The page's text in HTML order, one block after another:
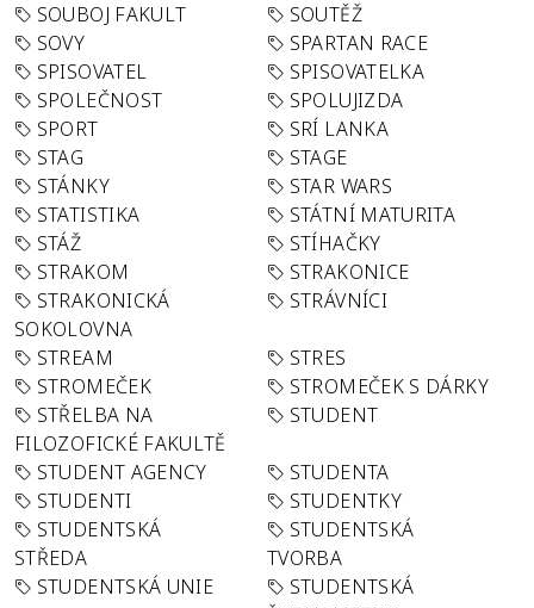
SOUBOJ FAKULT
SOUTĚŽ
SOVY
SPARTAN RACE
SPISOVATEL
SPISOVATELKA
SPOLEČNOST
SPOLUJIZDA
SPORT
SRÍ LANKA
STAG
STAGE
STÁNKY
STAR WARS
STATISTIKA
STÁTNÍ MATURITA
STÁŽ
STÍHAČKY
STRAKOM
STRAKONICE
STRAKONICKÁ
SOKOLOVNA
STRÁVNÍCI
STREAM
STRES
STROMEČEK
STROMEČEK S DÁRKY
STŘELBA NA
FILOZOFICKÉ FAKULTĚ
STUDENT
STUDENT AGENCY
STUDENTA
STUDENTI
STUDENTKY
STUDENTSKÁ
STŘEDA
STUDENTSKÁ
TVORBA
STUDENTSKÁ UNIE
STUDENTSKÁ